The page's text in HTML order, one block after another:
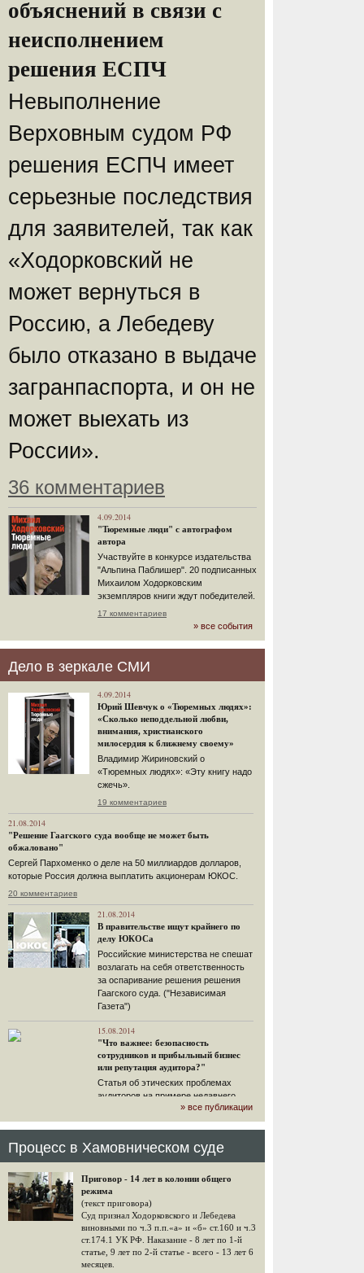
объяснений в связи с
неисполнением
решения ЕСПЧ
Невыполнение
Верховным судом РФ
решения ЕСПЧ имеет
серьезные последствия
для заявителей, так как
«Ходорковский не
может вернуться в
Россию, а Лебедеву
было отказано в выдаче
загранпаспорта, и он не
может выехать из
России».
36 комментариев
4.09.2014
"Тюремные люди" с автографом
автора
Участвуйте в конкурсе издательства
"Альпина Паблишер". 20 подписанных
Михаилом Ходорковским
экземпляров книги ждут победителей.
17 комментариев
» все события
Дело в зеркале СМИ
4.09.2014
Юрий Шевчук о «Тюремных людях»:
«Сколько неподдельной любви,
внимания, христианского
милосердия к ближнему своему»
Владимир Жириновский о
«Тюремных людях»: «Эту книгу надо
сжечь».
19 комментариев
21.08.2014
"Решение Гаагского суда вообще не может быть
обжаловано"
Сергей Пархоменко о деле на 50 миллиардов долларов,
которые Россия должна выплатить акционерам ЮКОС.
20 комментариев
21.08.2014
В правительстве ищут крайнего по
делу ЮКОСа
Российские министерства не спешат
возлагать на себя ответственность
за оспаривание решения решения
Гаагского суда. ("Независимая
Газета")
15.08.2014
"Что важнее: безопасность
сотрудников и прибыльный бизнес
или репутация аудитора?"
Статья об этических проблемах
аудиторов на примере недавнего
громкого арбитражного решения по
ЮКОСу. (navalny.com)
15.08.2014
конфискационным санкциям со
стороны государства, оказались под
защитой арбитражного суда"
Швейцарская газета "Neue Zuercher
Zeitung" о гаагском судебном
решении.
48 комментариев
» все публикации
Процесс в Хамовническом суде
Приговор - 14 лет в колонии общего
режима
(текст приговора)
Суд признал Ходорковского и Лебедева
виновными по ч.3 п.п.«а» и «б» ст.160 и ч.3
ст.174.1 УК РФ. Наказание - 8 лет по 1-й
статье, 9 лет по 2-й статье - всего - 13 лет 6
месяцев.